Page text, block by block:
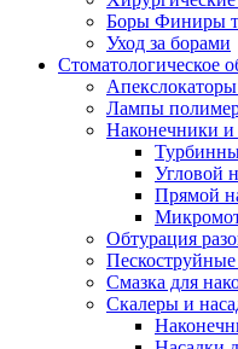
Боры Финиры
Уход за борами
Стоматологическое
Лампы
Наконечники и
Угловой
Прямой
Обтурация
Смазка для
Скалеры и